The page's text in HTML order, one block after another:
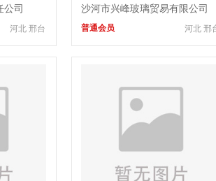
司
河北 邢台
沙河市兴峰玻璃贸易有限公司
河北 邢
普通会员